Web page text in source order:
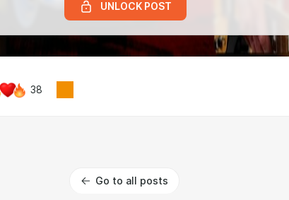
UNLOCK POST
38
Go to all posts